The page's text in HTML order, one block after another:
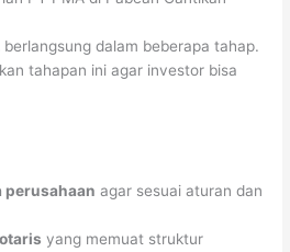
dalam beberapa tahap.
tahapan ini agar investor bisa
perusahaan agar sesuai aturan dan
yang memuat struktur